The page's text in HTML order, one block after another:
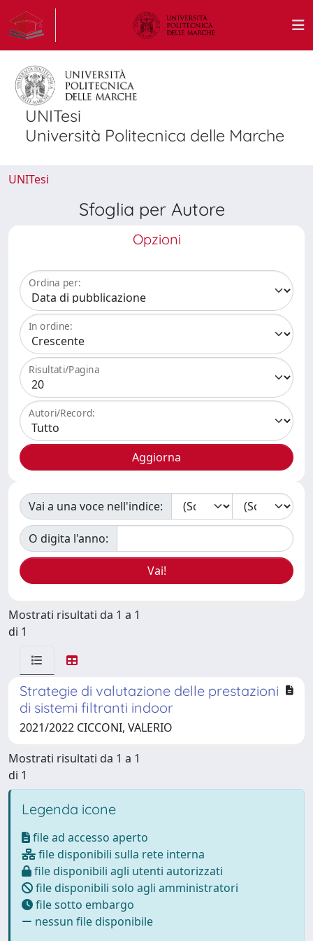
UNITesi
Università Politecnica delle Marche
UNITesi
Sfoglia per Autore
Opzioni
Ordina per:
In ordine:
Risultati/Pagina
Autori/Record:
Vai a una voce nell'indice:
O digita l'anno:
Mostrati risultati da 1 a 1
di 1
Strategie di valutazione delle prestazioni
di sistemi filtranti indoor
2021/2022 CICCONI, VALERIO
Mostrati risultati da 1 a 1
di 1
Legenda icone
file ad accesso aperto
file disponibili sulla rete interna
file disponibili agli utenti autorizzati
file disponibili solo agli amministratori
file sotto embargo
nessun file disponibile